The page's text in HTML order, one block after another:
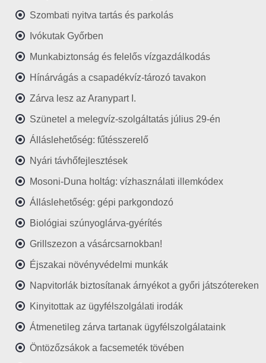
Szombati nyitva tartás és parkolás
Ivókutak Győrben
Munkabiztonság és felelős vízgazdálkodás
Hínárvágás a csapadékvíz-tározó tavakon
Zárva lesz az Aranypart I.
Szünetel a melegvíz-szolgáltatás július 29-én
Álláslehetőség: fűtésszerelő
Nyári távhőfejlesztések
Mosoni-Duna holtág: vízhasználati illemkódex
Álláslehetőség: gépi parkgondozó
Biológiai szúnyoglárva-gyérítés
Grillszezon a vásárcsarnokban!
Éjszakai növényvédelmi munkák
Napvitorlák biztosítanak árnyékot a győri játszótereken
Kinyitottak az ügyfélszolgálati irodák
Átmenetileg zárva tartanak ügyfélszolgálataink
Öntözőzsákok a facsemeték tövében